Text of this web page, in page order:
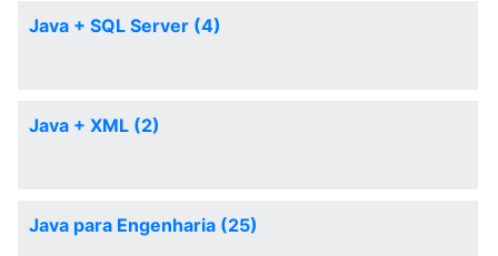
Java + SQL Server (4)
Java + XML (2)
Java para Engenharia (25)